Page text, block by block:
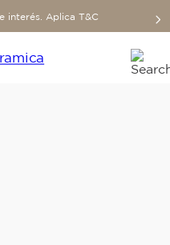
interés. Aplica T&C